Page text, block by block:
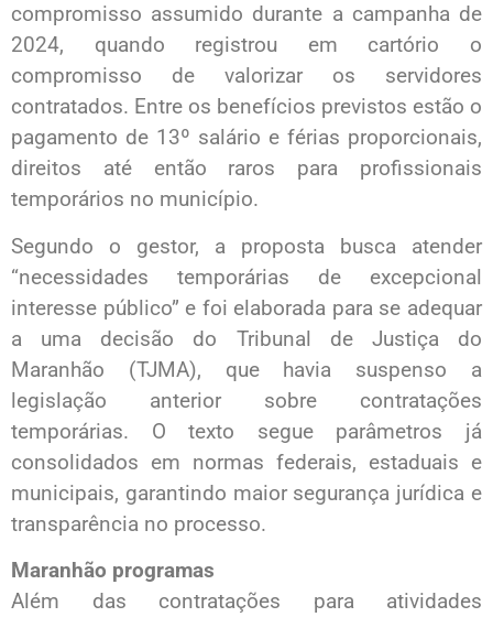
compromisso assumido durante a campanha de
2024, quando registrou em cartório o
compromisso de valorizar os servidores
contratados. Entre os benefícios previstos estão o
pagamento de 13º salário e férias proporcionais,
direitos até então raros para profissionais
temporários no município.
Segundo o gestor, a proposta busca atender
“necessidades temporárias de excepcional
interesse público” e foi elaborada para se adequar
a uma decisão do Tribunal de Justiça do
Maranhão (TJMA), que havia suspenso a
legislação anterior sobre contratações
temporárias. O texto segue parâmetros já
consolidados em normas federais, estaduais e
municipais, garantindo maior segurança jurídica e
transparência no processo.
Maranhão programas
Além das contratações para atividades